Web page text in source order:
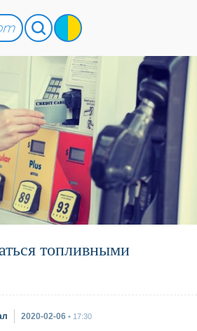
топливными
2020-02-06 • 17:30